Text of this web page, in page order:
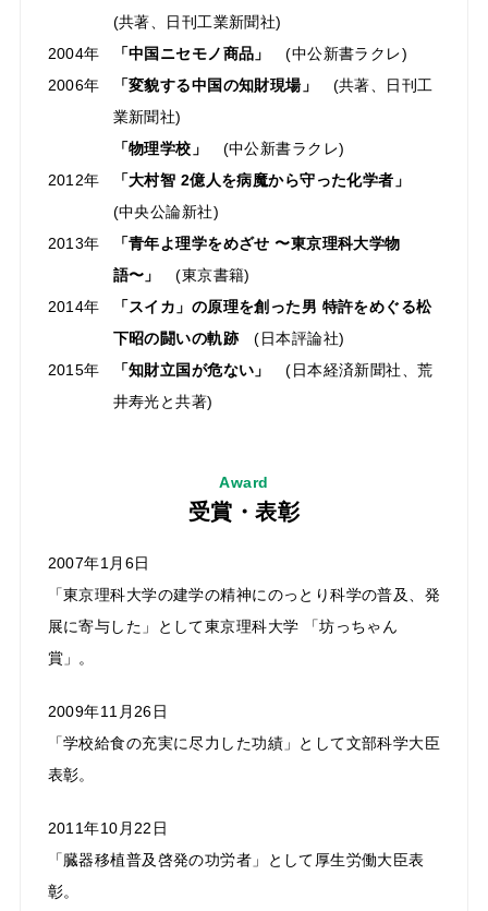
(共著、日刊工業新聞社)
2004年
「中国ニセモノ商品」
(中公新書ラクレ)
2006年
「変貌する中国の知財現場」
(共著、日刊工
業新聞社)
「物理学校」
(中公新書ラクレ)
2012年
「大村智 2億人を病魔から守った化学者」
(中央公論新社)
2013年
「⻘年よ理学をめざせ 〜東京理科大学物
語〜」
(東京書籍)
2014年
「スイカ」の原理を創った男 特許をめぐる松
下昭の闘いの軌跡(日本評論社)
2015年
「知財立国が危ない」
(日本経済新聞社、荒
井寿光と共著)
Award
受賞・表彰
2007年1月6日
「東京理科大学の建学の精神にのっとり科学の普及、発
展に寄与した」として東京理科大学 「坊っちゃん
賞」。
2009年11月26日
「学校給食の充実に尽力した功績」として文部科学大臣
表彰。
2011年10月22日
「臓器移植普及啓発の功労者」として厚生労働大臣表
彰。